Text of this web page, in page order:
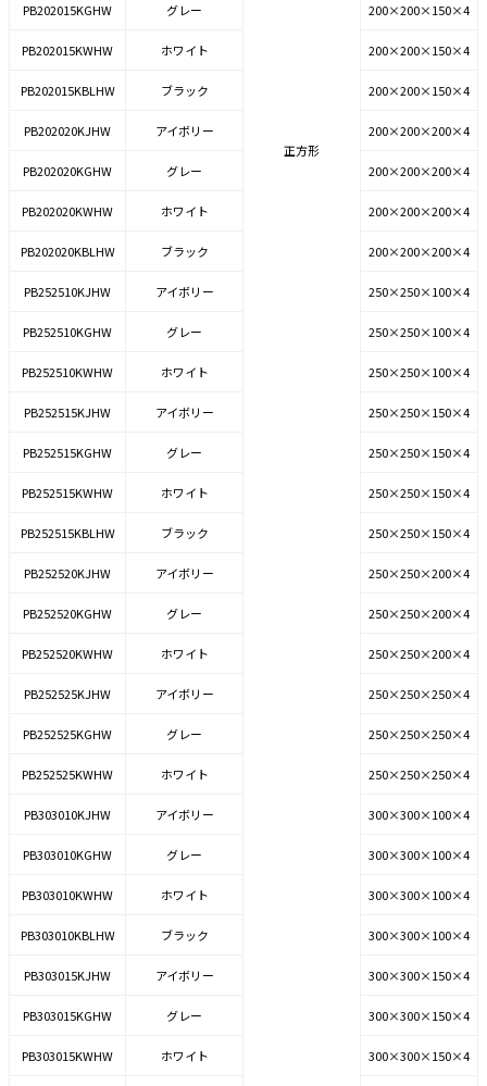
正方形
PB202015KGHW グレー 200×200×150×4
PB202015KWHW ホワイト 200×200×150×4
PB202015KBLHW ブラック 200×200×150×4
PB202020KJHW アイボリー 200×200×200×4
PB202020KGHW グレー 200×200×200×4
PB202020KWHW ホワイト 200×200×200×4
PB202020KBLHW ブラック 200×200×200×4
PB252510KJHW アイボリー 250×250×100×4
PB252510KGHW グレー 250×250×100×4
PB252510KWHW ホワイト 250×250×100×4
PB252515KJHW アイボリー 250×250×150×4
PB252515KGHW グレー 250×250×150×4
PB252515KWHW ホワイト 250×250×150×4
PB252515KBLHW ブラック 250×250×150×4
PB252520KJHW アイボリー 250×250×200×4
PB252520KGHW グレー 250×250×200×4
PB252520KWHW ホワイト 250×250×200×4
PB252525KJHW アイボリー 250×250×250×4
PB252525KGHW グレー 250×250×250×4
PB252525KWHW ホワイト 250×250×250×4
PB303010KJHW アイボリー 300×300×100×4
PB303010KGHW グレー 300×300×100×4
PB303010KWHW ホワイト 300×300×100×4
PB303010KBLHW ブラック 300×300×100×4
PB303015KJHW アイボリー 300×300×150×4
PB303015KGHW グレー 300×300×150×4
PB303015KWHW ホワイト 300×300×150×4